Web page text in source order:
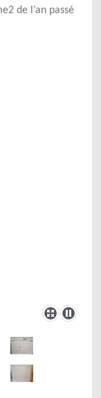
de l’an passé